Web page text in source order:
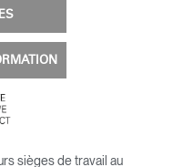
sièges de travail au